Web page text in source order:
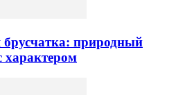
брусчатка: природный
характером